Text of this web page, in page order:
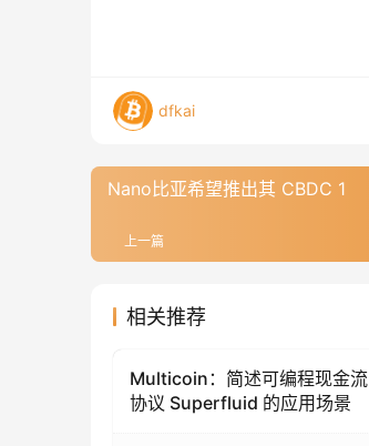
dfkai
Nano比亚希望推出其 CBDC 1
上一篇
相关推荐
Blockchain Technology
Multicoin：简述可编程现金流
协议 Superfluid 的应用场景